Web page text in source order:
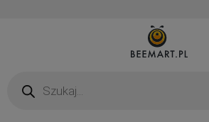
produktów